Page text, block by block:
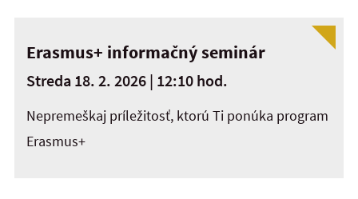
Erasmus+ informačný seminár
Streda 18. 2. 2026 | 12:10 hod.
Nepremeškaj príležitosť, ktorú Ti ponúka program
Erasmus+